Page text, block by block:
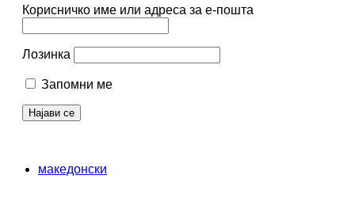
Корисничко име или адреса за е-пошта
Лозинка
Запомни ме
македонски